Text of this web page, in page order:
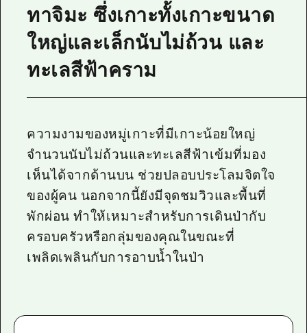
ข้อมูลการขนส่งระหว่างเกิดภัยพิบัติ
ทาจิมะ ซึ่งเกาะทั้งเกาะขนาด
ใหญ่และเล็กนับไม่ถ้วน และ
ทะเลสีฟ้าคราม
ความงามของหมู่เกาะที่มีเกาะน้อยใหญ่
จำนวนนับไม่ถ้วนและทะเลสีฟ้าเข้มที่มอง
เห็นได้จากด้านบน ช่วยปลอบประโลมจิตใจ
ของผู้คน นอกจากนี้ยังมีจุดชมวิวและพื้นที่
พักผ่อน ทำให้เหมาะสำหรับการเดินป่ากับ
ครอบครัวหรือกลุ่มของคุณในขณะที่
เพลิดเพลินกับการอาบน้ำในป่า